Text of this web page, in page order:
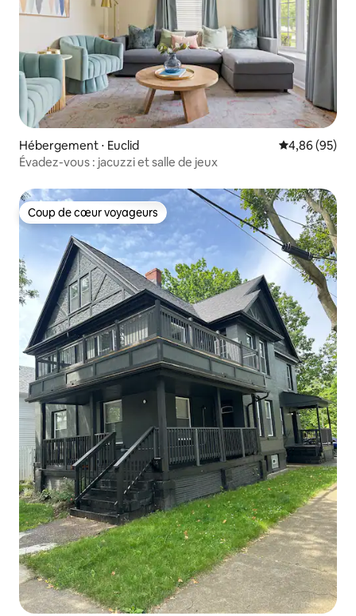
Hébergement ⋅ Euclid Évaluation
4,86 (95)
Évadez-vous : jacuzzi et salle de jeux
Coup de cœur voyageurs
Coup de cœur voyageurs